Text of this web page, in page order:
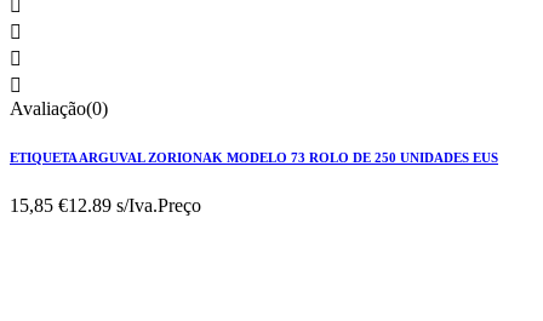




Avaliação(0)
ETIQUETA ARGUVAL ZORIONAK MODELO 73 ROLO DE 250 UNIDADES EUS
15,85 €12.89 s/Iva.Preço